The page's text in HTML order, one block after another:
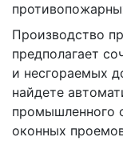
Производство
предполагает
и несгораемых
найдете
промышленного
оконных